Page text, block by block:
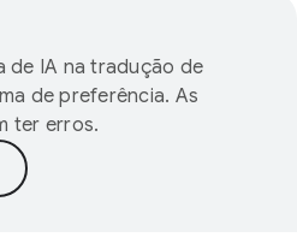
de IA na tradução de
de preferência. As
ter erros.